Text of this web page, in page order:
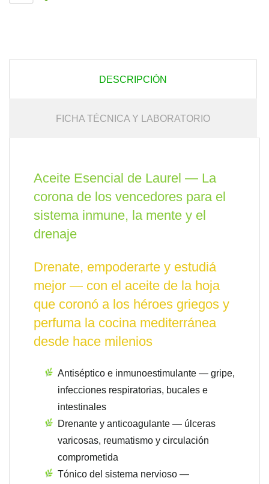
DESCRIPCIÓN
FICHA TÉCNICA Y LABORATORIO
Aceite Esencial de Laurel — La
corona de los vencedores para el
sistema inmune, la mente y el
drenaje
Drenate, empoderarte y estudiá
mejor — con el aceite de la hoja
que coronó a los héroes griegos y
perfuma la cocina mediterránea
desde hace milenios
Antiséptico e inmunoestimulante — gripe,
infecciones respiratorias, bucales e
intestinales
Drenante y anticoagulante — úlceras
varicosas, reumatismo y circulación
comprometida
Tónico del sistema nervioso —